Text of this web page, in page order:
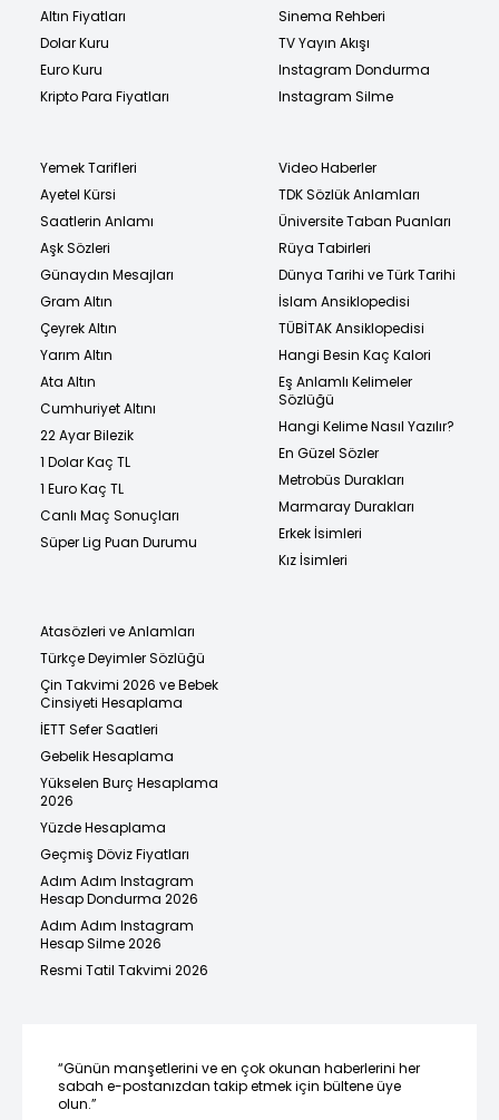
Altın Fiyatları
Dolar Kuru
Euro Kuru
Kripto Para Fiyatları
Sinema Rehberi
TV Yayın Akışı
Instagram Dondurma
Instagram Silme
Yemek Tarifleri
Ayetel Kürsi
Saatlerin Anlamı
Aşk Sözleri
Günaydın Mesajları
Gram Altın
Çeyrek Altın
Yarım Altın
Ata Altın
Cumhuriyet Altını
22 Ayar Bilezik
1 Dolar Kaç TL
1 Euro Kaç TL
Canlı Maç Sonuçları
Süper Lig Puan Durumu
Video Haberler
TDK Sözlük Anlamları
Üniversite Taban Puanları
Rüya Tabirleri
Dünya Tarihi ve Türk Tarihi
İslam Ansiklopedisi
TÜBİTAK Ansiklopedisi
Hangi Besin Kaç Kalori
Eş Anlamlı Kelimeler
Sözlüğü
Hangi Kelime Nasıl Yazılır?
En Güzel Sözler
Metrobüs Durakları
Marmaray Durakları
Erkek İsimleri
Kız İsimleri
Atasözleri ve Anlamları
Türkçe Deyimler Sözlüğü
Çin Takvimi 2026 ve Bebek
Cinsiyeti Hesaplama
İETT Sefer Saatleri
Gebelik Hesaplama
Yükselen Burç Hesaplama
2026
Yüzde Hesaplama
Geçmiş Döviz Fiyatları
Adım Adım Instagram
Hesap Dondurma 2026
Adım Adım Instagram
Hesap Silme 2026
Resmi Tatil Takvimi 2026
“Günün manşetlerini ve en çok okunan haberlerini her
sabah e-postanızdan takip etmek için bültene üye
olun.”